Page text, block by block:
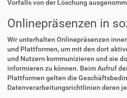
Vorfalls von der Löschung
Onlinepräsenzen in
Wir unterhalten Onlinepräsenzen
und Plattformen, um mit den dort
und Nutzern kommunizieren und sie
informieren zu können. Beim Aufruf
Plattformen gelten die
Datenverarbeitungsrichtlinien deren